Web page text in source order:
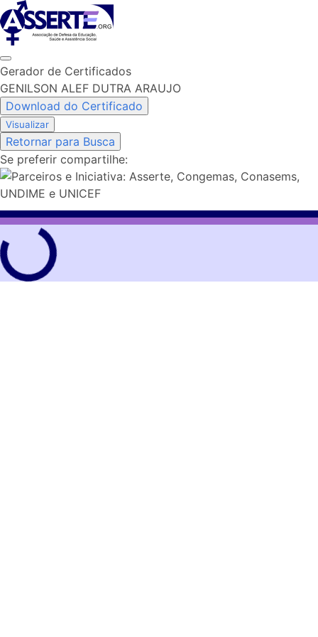
Skip
to
content
Gerador de Certificados
GENILSON ALEF DUTRA ARAUJO
Download do Certificado
Visualizar
Retornar para Busca
Se preferir compartilhe: